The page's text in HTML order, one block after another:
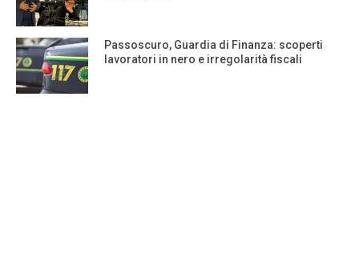
Passoscuro, Guardia di Finanza: scoperti
lavoratori in nero e irregolarità fiscali